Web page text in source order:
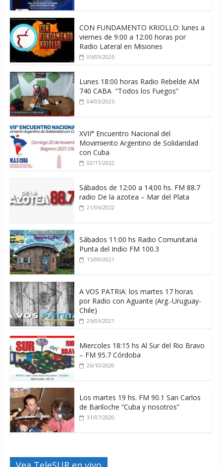
CON FUNDAMENTO KRIOLLO: lunes a
viernes de 9:00 a 12:00 horas por
Radio Lateral en Misiones
05/03/2025
Lunes 18:00 horas Radio Rebelde AM
740 CABA “Todos los Fuegos”
04/03/2025
XVII° Encuentro Nacional del
Movimiento Argentino de Solidaridad
con Cuba
02/11/2022
Sábados de 12:00 a 14;00 hs. FM 88.7
radio De la azotea – Mar del Plata
21/06/2022
Sábados 11:00 hs Radio Comunitaria
Punta del Indio FM 100.3
15/09/2021
A VOS PATRIA: los martes 17 horas
por Radio con Aguante (Arg.-Uruguay-
Chile)
25/03/2021
Miercoles 18:15 hs Al Sur del Rio Bravo
– FM 95.7 Córdoba
26/10/2020
Los martes 19 hs. FM 90.1 San Carlos
de Bariloche “Cuba y nosotros”
31/07/2020